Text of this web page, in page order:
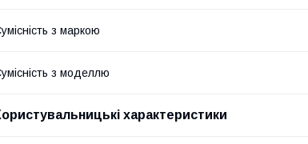
з маркою
з моделлю
характеристики